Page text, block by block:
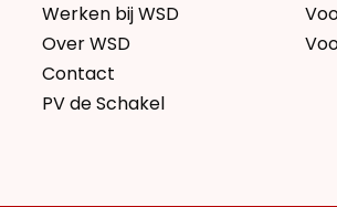
Werken bij WSD
Over WSD
Contact
PV de Schakel